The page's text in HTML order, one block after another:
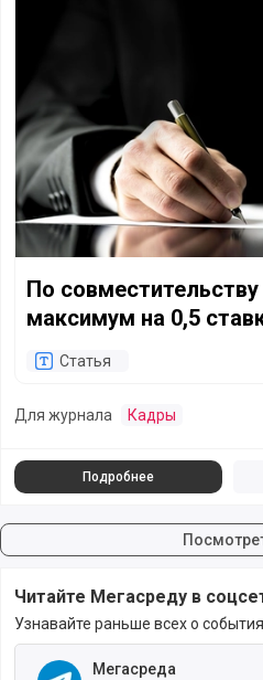
По
максимум на 0,5
Статья
Для журнала Кадры
Подробнее
Читайте Мегасреду в
Узнавайте раньше всех о
Мегасреда